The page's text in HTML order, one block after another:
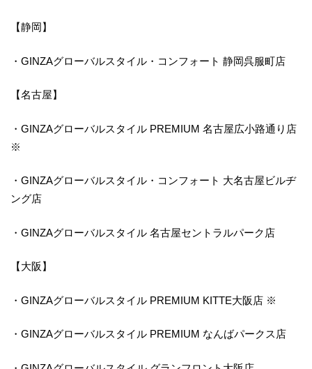
【静岡】
・GINZAグローバルスタイル・コンフォート 静岡呉服町店
【名古屋】
・GINZAグローバルスタイル PREMIUM 名古屋広小路通り店
※
・GINZAグローバルスタイル・コンフォート 大名古屋ビルヂ
ング店
・GINZAグローバルスタイル 名古屋セントラルパーク店
【大阪】
・GINZAグローバルスタイル PREMIUM KITTE大阪店 ※
・GINZAグローバルスタイル PREMIUM なんばパークス店